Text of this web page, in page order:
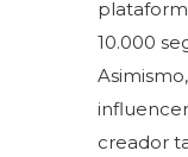
10.000
creador